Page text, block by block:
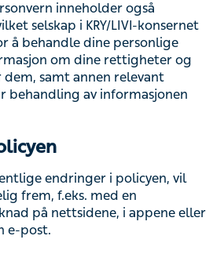
inneholder også
selskap i KRY/LIVI-konsernet
å behandle dine personlige
om dine rettigheter og
samt annen relevant
behandling av informasjonen
endringer i policyen, vil
frem, f.eks. med en
på nettsidene, i appene eller
e-post.